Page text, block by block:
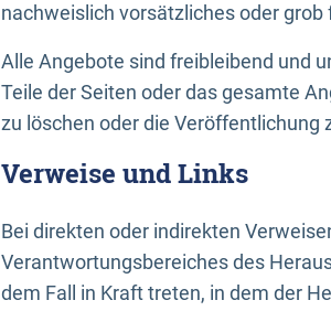
nachweislich vorsätzliches oder
Alle Angebote sind freibleibend und
Teile der Seiten oder das gesamte
zu löschen oder die
Verweise und Links
Bei direkten oder indirekten
Verantwortungsbereiches des
dem Fall in Kraft treten, in dem der